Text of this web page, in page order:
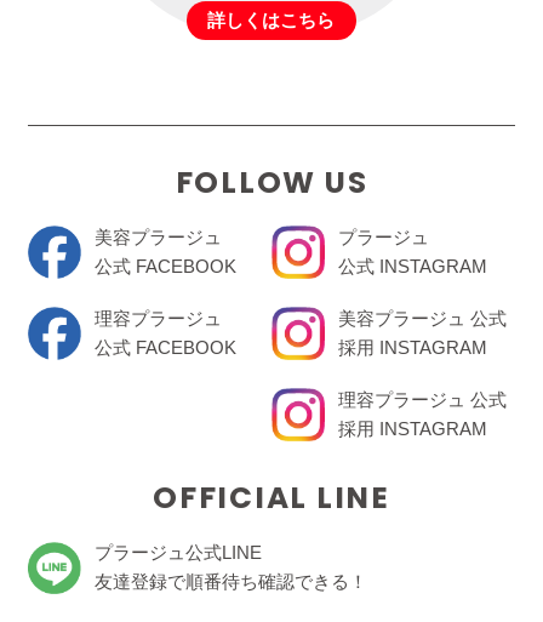
詳しくはこちら
FOLLOW US
美容プラージュ
公式 FACEBOOK
理容プラージュ
公式 FACEBOOK
プラージュ
公式 INSTAGRAM
美容プラージュ 公式
採用 INSTAGRAM
理容プラージュ 公式
採用 INSTAGRAM
OFFICIAL LINE
プラージュ公式LINE
友達登録で順番待ち確認できる！